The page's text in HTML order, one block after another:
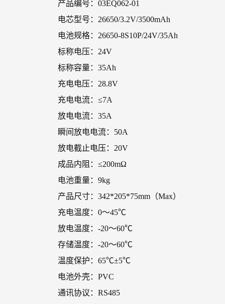
产品编号：03EQ062-01
电芯型号：26650/3.2V/3500mAh
电池规格：26650-8S10P/24V/35Ah
标称电压：24V
标称容量：35Ah
充电电压：28.8V
充电电流：≤7A
放电电流：35A
瞬间放电电流：50A
放电截止电压：20V
成品内阻：≤200mΩ
电池重量：9kg
产品尺寸：342*205*75mm（Max）
充电温度：0～45℃
放电温度：-20～60℃
存储温度：-20～60℃
温度保护：65℃±5℃
电池外壳：PVC
通讯协议：RS485